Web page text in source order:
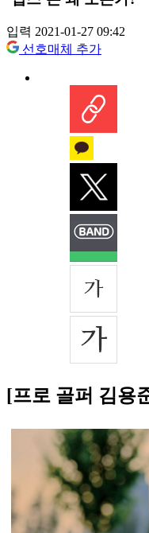
입력 2021-01-27 09:42
선호매체 추가
[프로 골퍼 김용